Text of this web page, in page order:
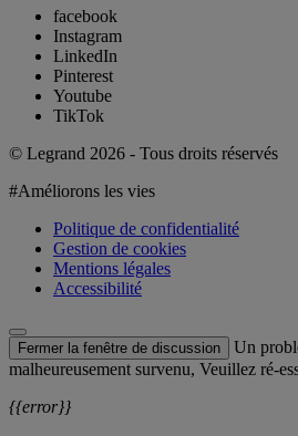
facebook
Instagram
LinkedIn
Pinterest
Youtube
TikTok
© Legrand 2026 - Tous droits réservés
#Améliorons les vies
Politique de confidentialité
Gestion de cookies
Mentions légales
Accessibilité
Fermer la fenêtre de discussion
Un
malheureusement survenu, Veuillez ré-
{{error}}